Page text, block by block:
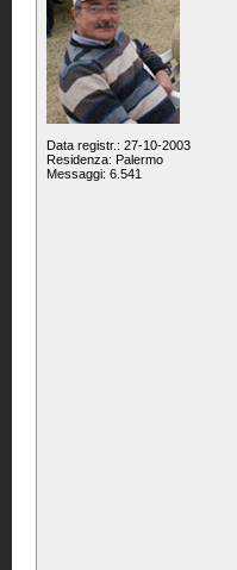
Data registr.: 27-10-2003
Residenza: Palermo
Messaggi: 6.541